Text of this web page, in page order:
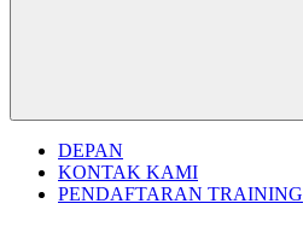
DEPAN
KONTAK KAMI
PENDAFTARAN TRAINING